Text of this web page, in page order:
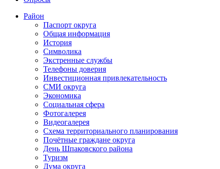
Район
Паспорт округа
Общая информация
История
Символика
Экстренные службы
Телефоны доверия
Инвестиционная привлекательность
СМИ округа
Экономика
Социальная сфера
Фотогалерея
Видеогалерея
Схема территориального планирования
Почётные граждане округа
День Шпаковского района
Туризм
Дума округа